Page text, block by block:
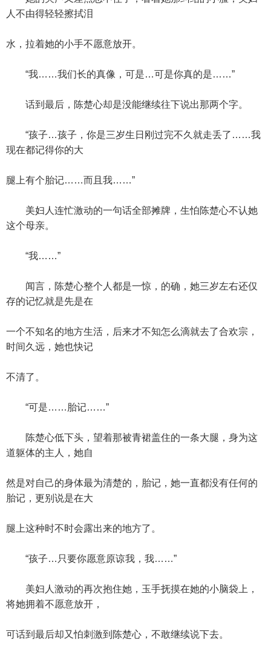
人不由得轻轻擦拭泪
水，拉着她的小手不愿意放开。
“我……我们长的真像，可是…可是你真的是……”
话到最后，陈楚心却是没能继续往下说出那两个字。
“孩子…孩子，你是三岁生日刚过完不久就走丢了……我
现在都记得你的大
腿上有个胎记……而且我……”
美妇人连忙激动的一句话全部摊牌，生怕陈楚心不认她
这个母亲。
“我……”
闻言，陈楚心整个人都是一惊，的确，她三岁左右还仅
存的记忆就是先是在
一个不知名的地方生活，后来才不知怎么滴就去了合欢宗，
时间久远，她也快记
不清了。
“可是……胎记……”
陈楚心低下头，望着那被青裙盖住的一条大腿，身为这
道躯体的主人，她自
然是对自己的身体最为清楚的，胎记，她一直都没有任何的
胎记，更别说是在大
腿上这种时不时会露出来的地方了。
“孩子…只要你愿意原谅我，我……”
美妇人激动的再次抱住她，玉手抚摸在她的小脑袋上，
将她拥着不愿意放开，
可话到最后却又怕刺激到陈楚心，不敢继续说下去。